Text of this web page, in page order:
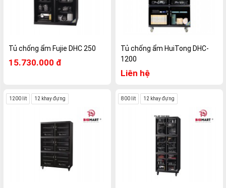
Tủ chống ẩm Fujie DHC 250
15.730.000 đ
Tủ chống ẩm HuiTong DHC-
1200
Liên hệ
1200 lít 12 khay đựng 800 lít 12 khay đựng